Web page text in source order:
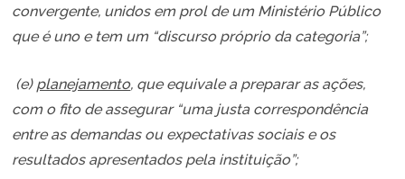
convergente, unidos em prol de um Ministério Público
que é uno e tem um “discurso próprio da categoria”;
(e) planejamento, que equivale a preparar as ações,
com o fito de assegurar “uma justa correspondência
entre as demandas ou expectativas sociais e os
resultados apresentados pela instituição”;